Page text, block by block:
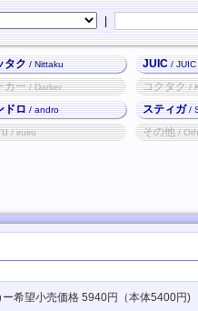
タク/ Nittaku JUIC/ JUIC
カー/ Darker コクタク/
ドロ/ andro スティガ/
/ iruiru その他/
ー希望小売価格 5940円（本体5400円)